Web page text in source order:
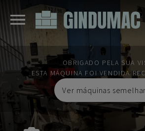
OBRIGADO PELA SUA
ESTA MÁQUINA FOI VENDIDA
Ver máquinas